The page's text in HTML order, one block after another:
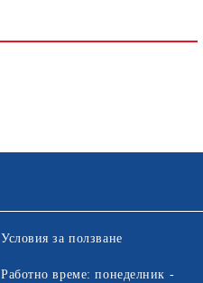
Условия за ползване
Работно време: понеделник -